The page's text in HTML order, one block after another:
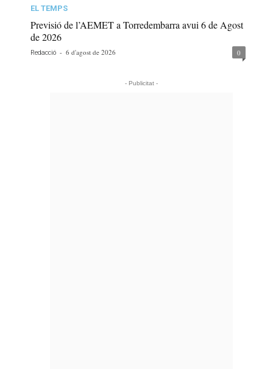
EL TEMPS
Previsió de l’AEMET a Torredembarra avui 6 de Agost
de 2026
Redacció - 6 d'agost de 2026 0
- Publicitat -